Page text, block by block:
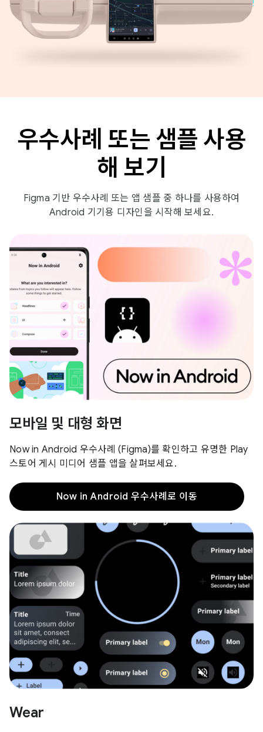
우수사례 또는 샘플 사용
해 보기
Figma 기반 우수사례 또는 앱 샘플 중 하나를 사용하여
Android 기기용 디자인을 시작해 보세요.
모바일 및 대형 화면
Now in Android 우수사례 (Figma)를 확인하고 유명한 Play
스토어 게시 미디어 샘플 앱을 살펴보세요.
Now in Android 우수사례로 이동
Wear